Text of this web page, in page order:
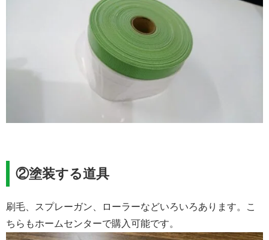
②塗装する道具
刷毛、スプレーガン、ローラーなどいろいろあります。こ
ちらもホームセンターで購入可能です。